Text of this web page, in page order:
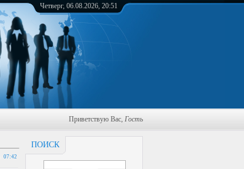
Четверг, 06.08.2026, 20:51
Приветствую Вас, Гость
ПОИСК
07:42